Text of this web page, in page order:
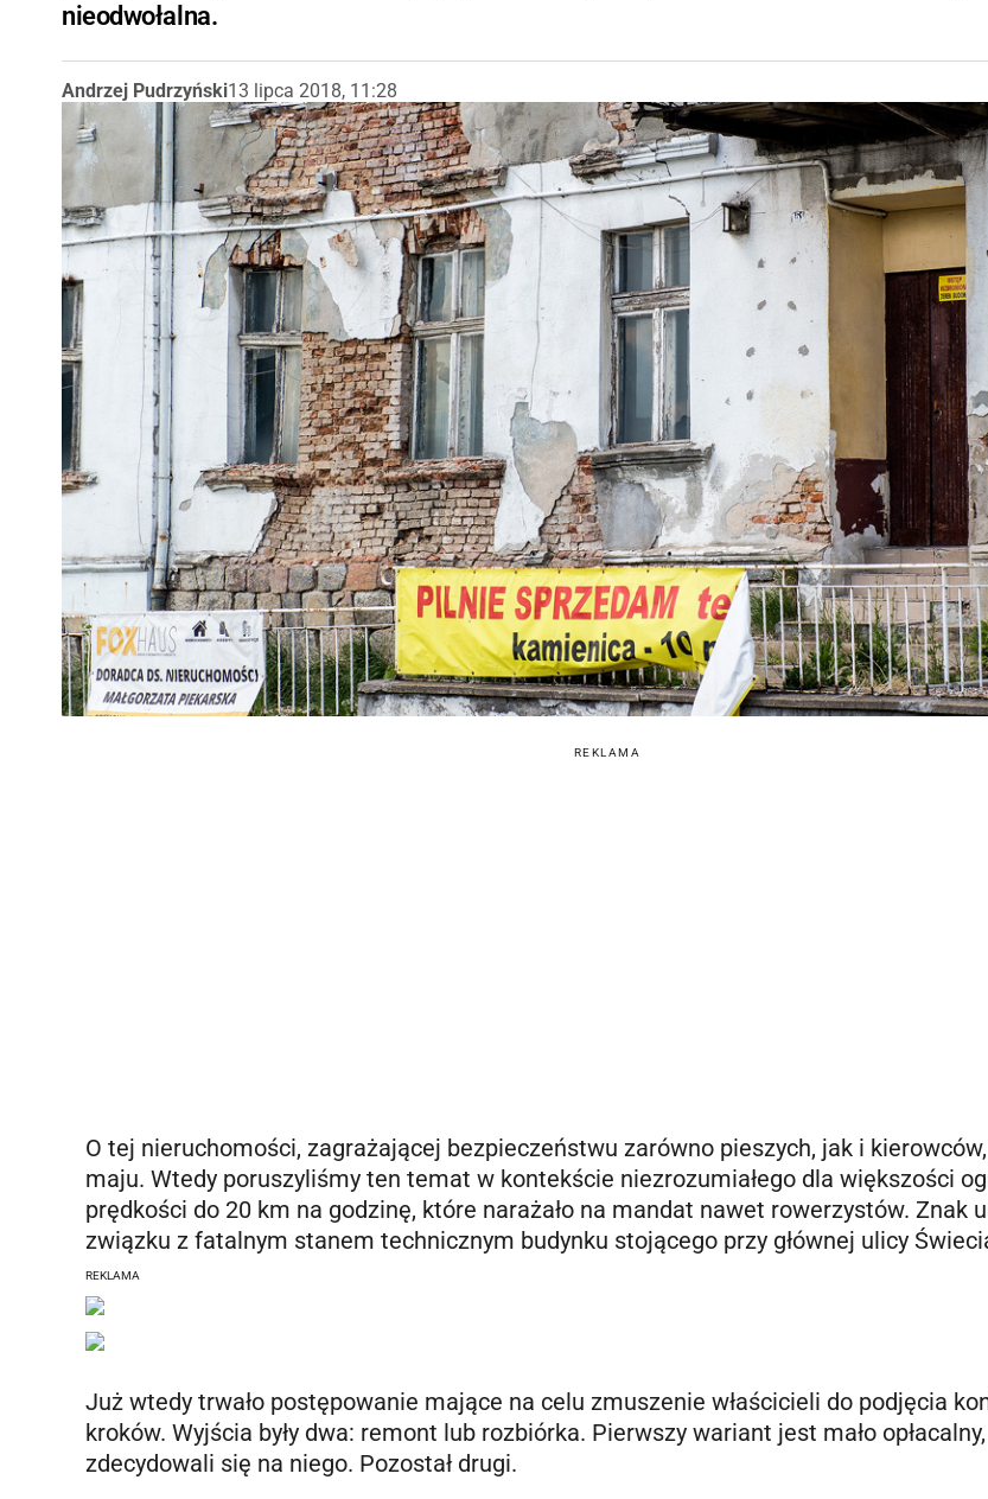
nieodwołalna.
Andrzej Pudrzyński13 lipca 2018, 11:28
REKLAMA
O tej nieruchomości, zagrażającej bezpieczeństwu zarówno pieszych, jak i
maju. Wtedy poruszyliśmy ten temat w kontekście niezrozumiałego dla większości
prędkości do 20 km na godzinę, które narażało na mandat nawet rowerzystów. Znak
związku z fatalnym stanem technicznym budynku stojącego przy głównej ulicy
REKLAMA
Już wtedy trwało postępowanie mające na celu zmuszenie właścicieli do podjęcia
kroków. Wyjścia były dwa: remont lub rozbiórka. Pierwszy wariant jest mało
zdecydowali się na niego. Pozostał drugi.